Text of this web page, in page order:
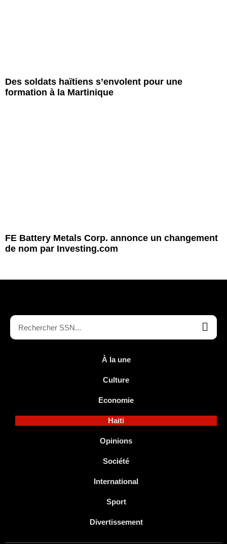
Des soldats haïtiens s’envolent pour une
formation à la Martinique
FE Battery Metals Corp. annonce un changement
de nom par Investing.com
À la une
Culture
Economie
Haiti
Opinions
Société
International
Sport
Divertissement